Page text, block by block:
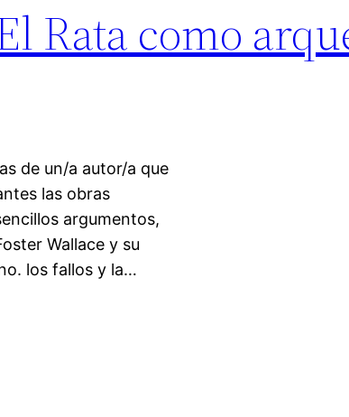
Rata como
de un/a autor/a que
las obras
argumentos,
Wallace y su
los fallos y la…